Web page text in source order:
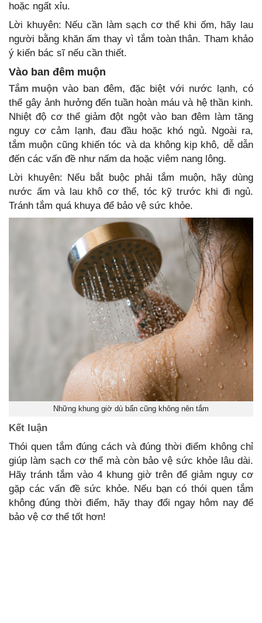
hoặc ngất xỉu.
Lời khuyên: Nếu cần làm sạch cơ thể khi ốm, hãy lau
người bằng khăn ấm thay vì tắm toàn thân. Tham khảo
ý kiến bác sĩ nếu cần thiết.
Vào ban đêm muộn
Tắm muộn vào ban đêm, đặc biệt với nước lạnh, có
thể gây ảnh hưởng đến tuần hoàn máu và hệ thần kinh.
Nhiệt độ cơ thể giảm đột ngột vào ban đêm làm tăng
nguy cơ cảm lạnh, đau đầu hoặc khó ngủ. Ngoài ra,
tắm muộn cũng khiến tóc và da không kịp khô, dễ dẫn
đến các vấn đề như nấm da hoặc viêm nang lông.
Lời khuyên: Nếu bắt buộc phải tắm muộn, hãy dùng
nước ấm và lau khô cơ thể, tóc kỹ trước khi đi ngủ.
Tránh tắm quá khuya để bảo vệ sức khỏe.
Những khung giờ dù bẩn cũng không nên tắm
Kết luận
Thói quen tắm đúng cách và đúng thời điểm không chỉ
giúp làm sạch cơ thể mà còn bảo vệ sức khỏe lâu dài.
Hãy tránh tắm vào 4 khung giờ trên để giảm nguy cơ
gặp các vấn đề sức khỏe. Nếu bạn có thói quen tắm
không đúng thời điểm, hãy thay đổi ngay hôm nay để
bảo vệ cơ thể tốt hơn!